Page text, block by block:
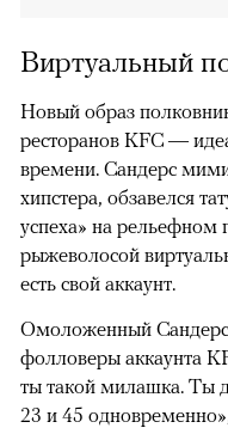
Виртуальный
Новый образ
ресторанов KFC —
времени. Сандерс
хипстера, обзавелся
успеха» на
рыжеволосой
есть свой аккаунт.
Омоложенный Сандерс
фолловеры аккаунта
ты такой милашка. Ты
23 и 45